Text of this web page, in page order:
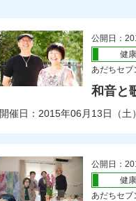
公開日：
健康
あだちセブ
和音と
開催日：2015年06月13日（土）
公開日：
健康
あだちセブ